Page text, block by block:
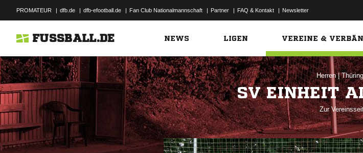
PROMATEUR | dfb.de | dfb-efootball.de | Fan Club Nationalmannschaft | Partner | FAQ & Kontakt | Newsletter
FUSSBALL.DE NEWS LIGEN VEREINE &
Herren|
SV EINHEIT
Zur